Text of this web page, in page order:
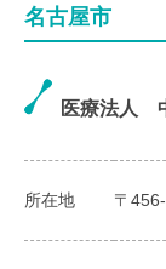
名古屋市
医療法人
所在地 〒